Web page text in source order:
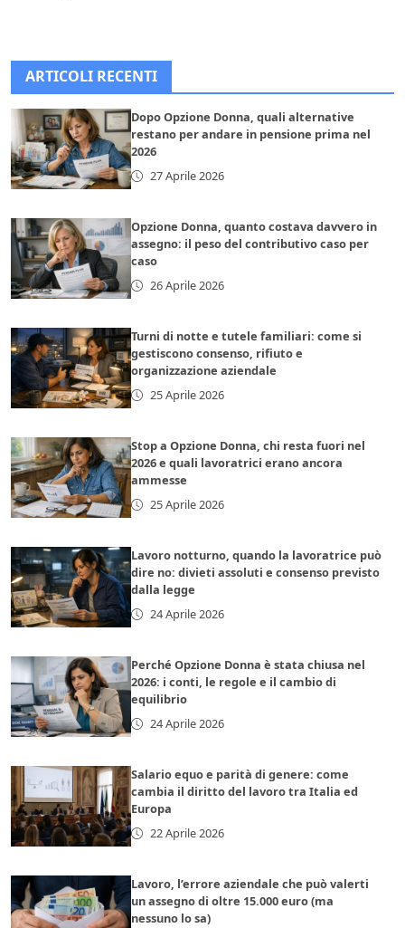
ARTICOLI RECENTI
Dopo Opzione Donna, quali alternative
restano per andare in pensione prima nel
2026
27 Aprile 2026
Opzione Donna, quanto costava davvero in
assegno: il peso del contributivo caso per
caso
26 Aprile 2026
Turni di notte e tutele familiari: come si
gestiscono consenso, rifiuto e
organizzazione aziendale
25 Aprile 2026
Stop a Opzione Donna, chi resta fuori nel
2026 e quali lavoratrici erano ancora
ammesse
25 Aprile 2026
Lavoro notturno, quando la lavoratrice può
dire no: divieti assoluti e consenso previsto
dalla legge
24 Aprile 2026
Perché Opzione Donna è stata chiusa nel
2026: i conti, le regole e il cambio di
equilibrio
24 Aprile 2026
Salario equo e parità di genere: come
cambia il diritto del lavoro tra Italia ed
Europa
22 Aprile 2026
Lavoro, l’errore aziendale che può valerti
un assegno di oltre 15.000 euro (ma
nessuno lo sa)